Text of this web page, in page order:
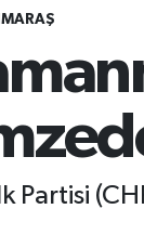
Partisi